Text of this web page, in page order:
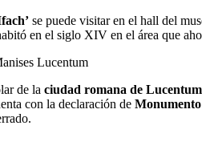
se puede visitar en el hall del
en el siglo XIV en el área que
Lucentum
de la ciudad romana de Lucentum
con la declaración de